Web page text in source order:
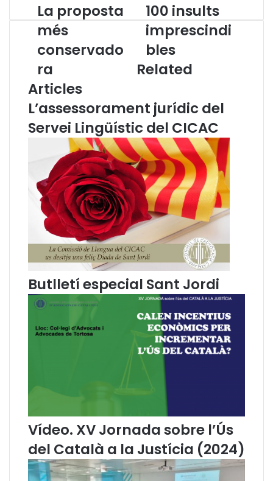
L
a
p
r
p
o
s
t
m
o
n
s
a
o
r
La proposta
més
conservado
ra
1
0
i
s
t
m
p
r
e
s
c
i
i
l
e
s
100 insults
imprescindi
bles
Related
Articles
L’assessorament jurídic del
Servei Lingüístic del CICAC
Butlletí especial Sant Jordi
Vídeo. XV Jornada sobre l’Ús
del Català a la Justícia (2024)